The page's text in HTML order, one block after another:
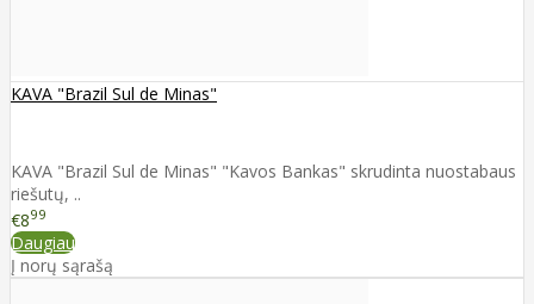
KAVA "Brazil Sul de Minas"
KAVA "Brazil Sul de Minas" "Kavos Bankas" skrudinta nuostabaus
riešutų, ..
€899
Daugiau
Į norų sąrašą